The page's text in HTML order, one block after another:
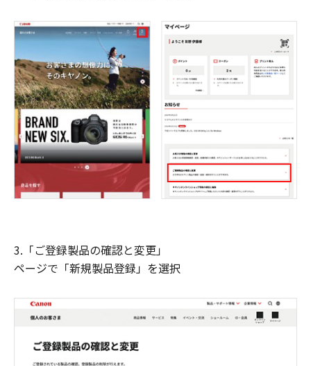
3.「ご登録製品の確認と変更」
ページで「新規製品登録」を選択